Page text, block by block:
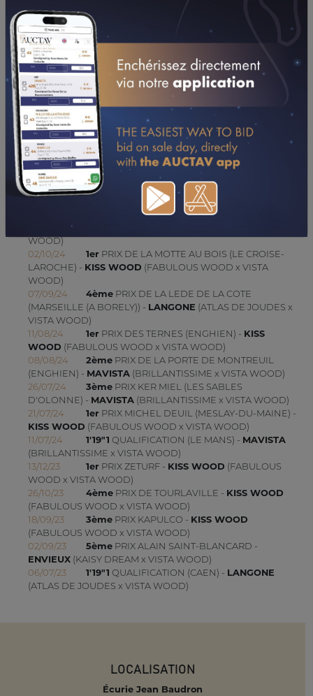
UPDATES (DEPUIS 22/03/2021)
02/12/24 3èmePRIX DE MONJUSTIN (MARSEILLE (A
BORELY)) -
LANGONE
(ATLAS DE JOUDES x VISTA WOOD)
13/11/24
1erPRIX L'HORIZON - CANTELEU
(MAUQUENCHY) -
KISS WOOD(FABULOUS WOOD x VISTA
WOOD)
24/10/24
3ème
PRIX DE LA PIERRE D'ORGE
(MARSEILLE (A BORELY)) -LANGONE(ATLAS DE JOUDES x
PRIX DE BAGATELLE (Gr B) (MARSEILLE
(A BORELY)) -
WOOD)
02/10/24
1erPRIX DE LA MOTTE AU BOIS (LE CROISE-
LAROCHE) - KISS WOOD (FABULOUS WOOD x VISTA
WOOD)
07/09/24
4èmePRIX DE LA LEDE DE LA COTE
(MARSEILLE (A BORELY)) - LANGONE (ATLAS DE JOUDES x
VISTA WOOD)
11/08/24
1erPRIX DES TERNES (ENGHIEN) - KISS
WOOD (FABULOUS WOOD x VISTA WOOD)
08/08/24
2èmePRIX DE LA PORTE DE MONTREUIL
(ENGHIEN) - MAVISTA(BRILLANTISSIME x VISTA WOOD)
26/07/24
3èmePRIX KER MIEL (LES SABLES
D'OLONNE) - MAVISTA(BRILLANTISSIME x VISTA WOOD)
21/07/24
1erPRIX MICHEL DEUIL (MESLAY-DU-MAINE) -
KISS WOOD (FABULOUS WOOD x VISTA WOOD)
11/07/24
1'19"1 QUALIFICATION (LE MANS) - MAVISTA
(BRILLANTISSIME x VISTA WOOD)
13/12/23
1erPRIX ZETURF - KISS WOOD (FABULOUS
WOOD x VISTA WOOD)
26/10/23
4èmePRIX DE TOURLAVILLE - KISS WOOD
(FABULOUS WOOD x VISTA WOOD)
18/09/23
3èmePRIX KAPULCO - KISS WOOD
(FABULOUS WOOD x VISTA WOOD)
02/09/23
5èmePRIX ALAIN SAINT-BLANCARD -
ENVIEUX(KAISY DREAM x VISTA WOOD)
06/07/23
1'19"1 QUALIFICATION (CAEN) - LANGONE
(ATLAS DE JOUDES x VISTA WOOD)
LOCALISATION
Écurie Jean Baudron